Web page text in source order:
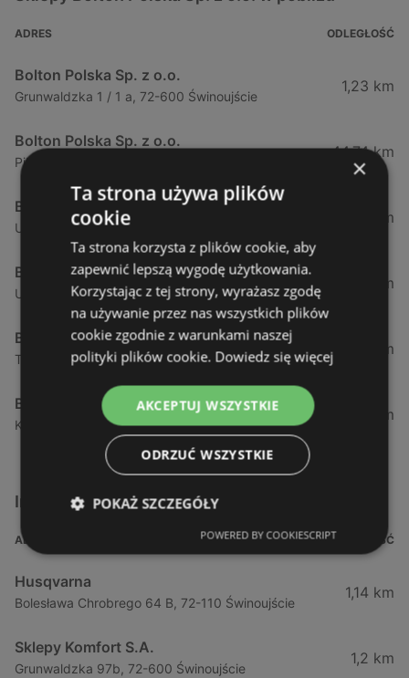
ADRES ODLEGŁOŚĆ
Bolton Polska Sp. z o.o.
Grunwaldzka 1 / 1 a, 72-600 Świnoujście
1,23 km
Bolton Polska Sp. z o.o.
Piłsudskiego 52, 72-009 Police
44,74 km
Bolton Polska Sp. z o.o.
Ul. Policka 11d, 71-837 Szczecin
50,17 km
Bolton Polska Sp. z o.o.
Ul. Modra 114, 71-220 Szczecin
51,53 km
Bolton Polska Sp. z o.o.
Tadeusza Zawadzkiego 143, 71-246 Szczecin
51,94 km
Bolton Polska Sp. z o.o.
Konstytucji 3 - go maja 6, 72-100 Goleniów
52,9 km
Inne sklepy Dla domu i dla ogrodu w pobliżu
ADRES ODLEGŁOŚĆ
Husqvarna
Bolesława Chrobrego 64 B, 72-110 Świnoujście
1,14 km
Sklepy Komfort S.A.
Grunwaldzka 97b, 72-600 Świnoujście
1,2 km
×
Ta strona używa plików
cookie
Ta strona korzysta z plików cookie, aby
zapewnić lepszą wygodę użytkowania.
Korzystając z tej strony, wyrażasz zgodę
na używanie przez nas wszystkich plików
cookie zgodnie z warunkami naszej
polityki plików cookie. Dowiedz się więcej
AKCEPTUJ WSZYSTKIE
ODRZUĆ WSZYSTKIE
POKAŻ SZCZEGÓŁY
POWERED BY COOKIESCRIPT